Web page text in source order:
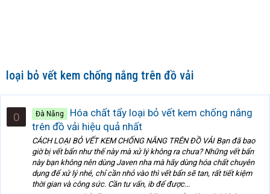
loại bỏ vết kem chống nắng trên đồ vải
0 Đà Nẵng
Hóa chất tẩy loại bỏ vết kem chống nắng
trên đồ vải hiệu quả nhất
CÁCH LOẠI BỎ VẾT KEM CHỐNG NẮNG TRÊN ĐỒ VẢI Bạn đã bao
giờ bị vết bẩn như thế này mà xử lý không ra chưa? Những vết bẩn
này bạn không nên dùng Javen nha mà hãy dùng hóa chất chuyên
dụng để xử lý nhé, chỉ cần nhỏ vào thì vết bẩn sẽ tan, rất tiết kiệm
thời gian và công sức. Cần tư vấn, ib để được...